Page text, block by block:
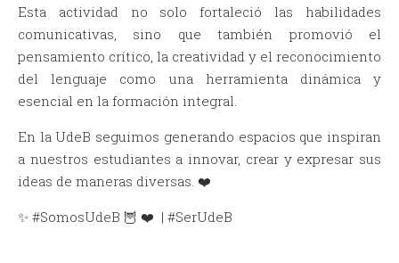
Esta actividad no solo fortaleció las habilidades
comunicativas, sino que también promovió el
pensamiento crítico, la creatividad y el reconocimiento
del lenguaje como una herramienta dinámica y
esencial en la formación integral.
En la UdeB seguimos generando espacios que inspiran
a nuestros estudiantes a innovar, crear y expresar sus
ideas de maneras diversas. ❤️
✨ #SomosUdeB 🦉 ❤️ | #SerUdeB